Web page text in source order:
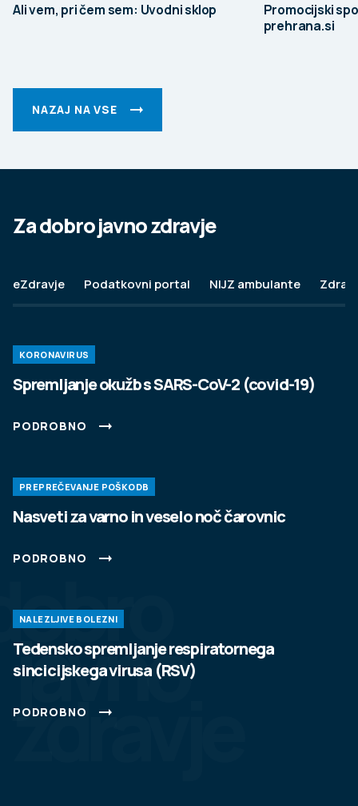
Ali vem, pri čem sem: Uvodni sklop
Promocijski
prehrana.si
NAZAJ NA VSE
javno
zdravje
Za dobro javno zdravje
eZdravje Podatkovni portal NIJZ ambulante
KORONAVIRUS
Spremljanje okužb s SARS-CoV-2 (covid-19)
PODROBNO
PREPREČEVANJE POŠKODB
Nasveti za varno in veselo noč čarovnic
PODROBNO
NALEZLJIVE BOLEZNI
Tedensko spremljanje respiratornega
sincicijskega virusa (RSV)
PODROBNO